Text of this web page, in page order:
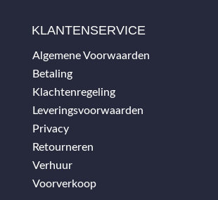
KLANTENSERVICE
Algemene Voorwaarden
Betaling
Klachtenregeling
Leveringsvoorwaarden
Privacy
Retourneren
Verhuur
Voorverkoop